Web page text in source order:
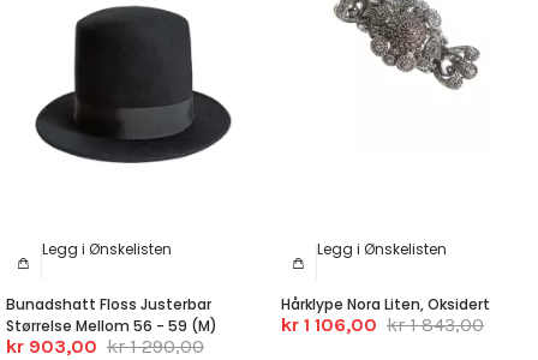
Legg i Ønskelisten
Bunadshatt Floss Justerbar
Størrelse Mellom 56 - 59 (M)
kr 903,00 kr 1 290,00
Legg i Ønskelisten
Hårklype Nora Liten, Oksidert
kr 1 106,00 kr 1 843,00